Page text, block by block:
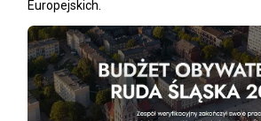
Europejskich.